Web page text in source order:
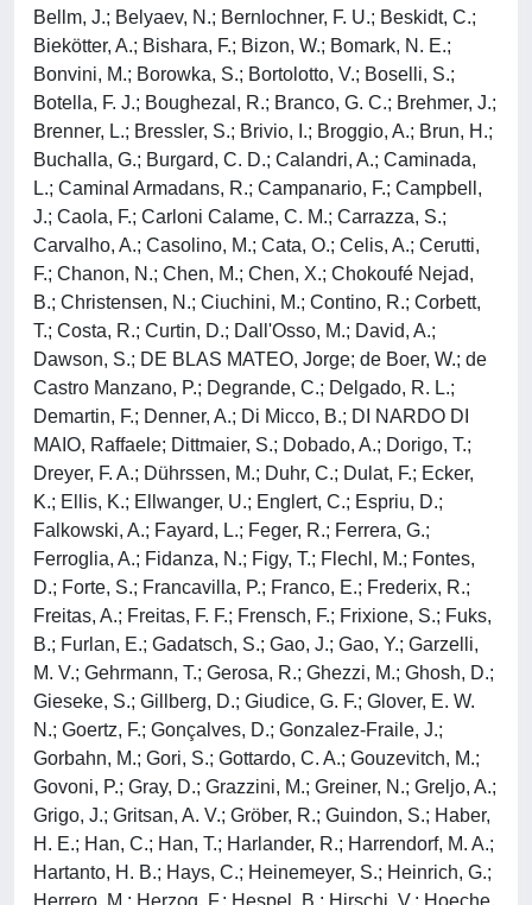
Bellm, J.; Belyaev, N.; Bernlochner, F. U.; Beskidt, C.;
Biekötter, A.; Bishara, F.; Bizon, W.; Bomark, N. E.;
Bonvini, M.; Borowka, S.; Bortolotto, V.; Boselli, S.;
Botella, F. J.; Boughezal, R.; Branco, G. C.; Brehmer, J.;
Brenner, L.; Bressler, S.; Brivio, I.; Broggio, A.; Brun, H.;
Buchalla, G.; Burgard, C. D.; Calandri, A.; Caminada,
L.; Caminal Armadans, R.; Campanario, F.; Campbell,
J.; Caola, F.; Carloni Calame, C. M.; Carrazza, S.;
Carvalho, A.; Casolino, M.; Cata, O.; Celis, A.; Cerutti,
F.; Chanon, N.; Chen, M.; Chen, X.; Chokoufé Nejad,
B.; Christensen, N.; Ciuchini, M.; Contino, R.; Corbett,
T.; Costa, R.; Curtin, D.; Dall'Osso, M.; David, A.;
Dawson, S.; DE BLAS MATEO, Jorge; de Boer, W.; de
Castro Manzano, P.; Degrande, C.; Delgado, R. L.;
Demartin, F.; Denner, A.; Di Micco, B.; DI NARDO DI
MAIO, Raffaele; Dittmaier, S.; Dobado, A.; Dorigo, T.;
Dreyer, F. A.; Dührssen, M.; Duhr, C.; Dulat, F.; Ecker,
K.; Ellis, K.; Ellwanger, U.; Englert, C.; Espriu, D.;
Falkowski, A.; Fayard, L.; Feger, R.; Ferrera, G.;
Ferroglia, A.; Fidanza, N.; Figy, T.; Flechl, M.; Fontes,
D.; Forte, S.; Francavilla, P.; Franco, E.; Frederix, R.;
Freitas, A.; Freitas, F. F.; Frensch, F.; Frixione, S.; Fuks,
B.; Furlan, E.; Gadatsch, S.; Gao, J.; Gao, Y.; Garzelli,
M. V.; Gehrmann, T.; Gerosa, R.; Ghezzi, M.; Ghosh, D.;
Gieseke, S.; Gillberg, D.; Giudice, G. F.; Glover, E. W.
N.; Goertz, F.; Gonçalves, D.; Gonzalez-Fraile, J.;
Gorbahn, M.; Gori, S.; Gottardo, C. A.; Gouzevitch, M.;
Govoni, P.; Gray, D.; Grazzini, M.; Greiner, N.; Greljo, A.;
Grigo, J.; Gritsan, A. V.; Gröber, R.; Guindon, S.; Haber,
H. E.; Han, C.; Han, T.; Harlander, R.; Harrendorf, M. A.;
Hartanto, H. B.; Hays, C.; Heinemeyer, S.; Heinrich, G.;
Herrero, M.; Herzog, F.; Hespel, B.; Hirschi, V.; Hoeche,